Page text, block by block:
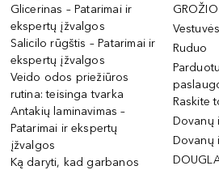
Glicerinas – Patarimai ir
ekspertų įžvalgos
Salicilo rūgštis – Patarimai ir
ekspertų įžvalgos
Veido odos priežiūros
rutina: teisinga tvarka
Antakių laminavimas –
Patarimai ir ekspertų
įžvalgos
Ką daryti, kad garbanos
Vestuvės
Ruduo
Raskite
Dovanų
Dovanų